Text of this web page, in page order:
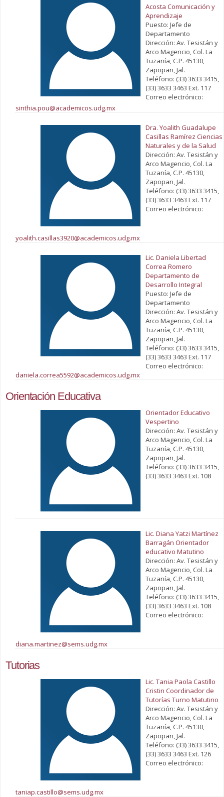
Acosta Comunicación y
Aprendizaje
Puesto: Jefe de
Departamento
Dirección: Av. Tesistán y
Arco Magencio, Col. La
Tuzanía, C.P. 45130,
Zapopan, Jal.
Teléfono: (33) 3633 3415,
(33) 3633 3463 Ext. 117
Correo electrónico:
sinthia.pou@academicos.udg.mx
Dra. Yoalith Guadalupe
Casillas Ramírez Ciencias
Naturales y de la Salud
Dirección: Av. Tesistán y
Arco Magencio, Col. La
Tuzanía, C.P. 45130,
Zapopan, Jal.
Teléfono: (33) 3633 3415,
(33) 3633 3463 Ext. 117
Correo electrónico:
yoalith.casillas3920@academicos.udg.mx
Lic. Daniela Libertad
Correa Romero
Departamento de
Desarrollo Integral
Puesto: Jefe de
Departamento
Dirección: Av. Tesistán y
Arco Magencio, Col. La
Tuzanía, C.P. 45130,
Zapopan, Jal.
Teléfono: (33) 3633 3415,
(33) 3633 3463 Ext. 117
Correo electrónico:
daniela.correa5592@academicos.udg.mx
Orientación Educativa
Orientador Educativo
Vespertino
Dirección: Av. Tesistán y
Arco Magencio, Col. La
Tuzanía, C.P. 45130,
Zapopan, Jal.
Teléfono: (33) 3633 3415,
(33) 3633 3463 Ext. 108
Lic. Diana Yatzi Martínez
Barragán Orientador
educativo Matutino
Dirección: Av. Tesistán y
Arco Magencio, Col. La
Tuzanía, C.P. 45130,
Zapopan, Jal.
Teléfono: (33) 3633 3415,
(33) 3633 3463 Ext. 108
Correo electrónico:
diana.martinez@sems.udg.mx
Tutorias
Lic. Tania Paola Castillo
Cristin Coordinador de
Tutorías Turno Matutino
Dirección: Av. Tesistán y
Arco Magencio, Col. La
Tuzanía, C.P. 45130,
Zapopan, Jal.
Teléfono: (33) 3633 3415,
(33) 3633 3463 Ext. 126
Correo electrónico:
taniap.castillo@sems.udg.mx